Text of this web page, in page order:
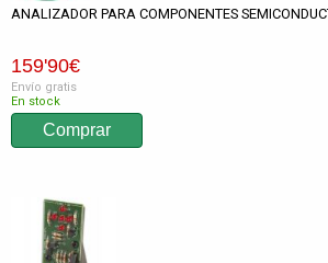
ANALIZADOR PARA COMPONENTES
159'90€
Envío gratis
En stock